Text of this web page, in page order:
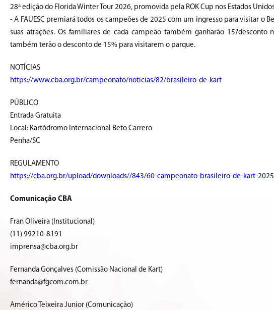
28ª edição do Florida Winter Tour 2026, promovida pela ROK Cup nos Estados
- A FAUESC premiará todos os campeões de 2025 com um ingresso para visitar
suas atrações. Os familiares de cada campeão também ganharão
também terão o desconto de 15% para visitarem o parque.
NOTÍCIAS
https://www.cba.org.br/campeonato/noticias/82/brasileiro-de-kart
PÚBLICO
Entrada Gratuita
Local: Kartódromo Internacional Beto Carrero
Penha/SC
REGULAMENTO
https://cba.org.br/upload/downloads//843/60-campeonato-brasileiro-de-kart-
Comunicação CBA
Fran Oliveira (Institucional)
(11) 99210-8191
imprensa@cba.org.br
Fernanda Gonçalves (Comissão Nacional de Kart)
fernanda@fgcom.com.br
Américo Teixeira Junior (Comunicação)